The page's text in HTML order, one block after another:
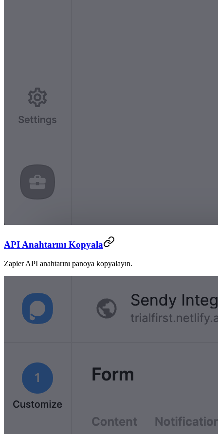
API Anahtarını Kopyala
Zapier API anahtarını panoya kopyalayın.